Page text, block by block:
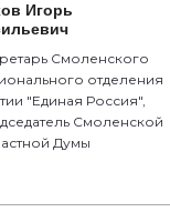
Игорь
Смоленского
отделения
"Единая Россия",
Смоленской
Думы